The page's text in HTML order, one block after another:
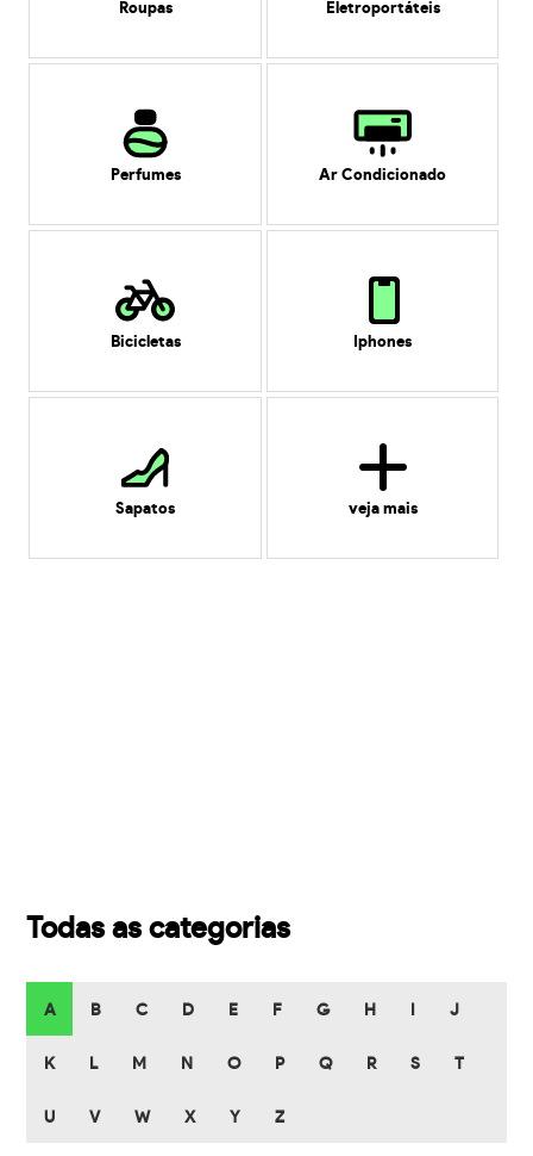
Roupas Eletroportáteis
Perfumes Ar Condicionado
Bicicletas Iphones
Sapatos veja mais
Todas as categorias
A B C D E F G H J
K L M N O P Q R S T
U V W X Y Z